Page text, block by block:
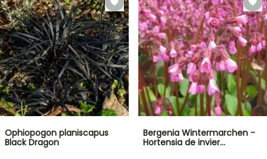
Ophiopogon planiscapus
Black Dragon
Bergenia Wintermarchen -
Hortensia de invier…